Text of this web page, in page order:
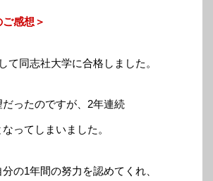
感想＞
て同志社大学に合格しました。
ったのですが、2年連続
ってしまいました。
の1年間の努力を認めてくれ、